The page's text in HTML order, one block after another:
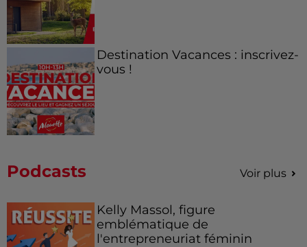
Destination Vacances : inscrivez-
vous !
Podcasts Voir plus
Kelly Massol, figure
emblématique de
l'entrepreneuriat féminin